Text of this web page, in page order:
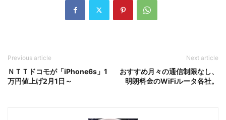
Previous article
ＮＴＴドコモが「iPhone6s」1
万円値上げ2月1日～
Next article
おすすめ月々の通信制限なし、
明朗料金のWiFiルータ各社。